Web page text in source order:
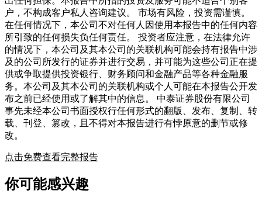
户，不构成客户私人咨询建议。 市场有风险，投资需谨慎。
在任何情况下，本公司不对任何人因使用本报告中的任何内容
所引致的任何损失负任何责任。 投资者应注意，在法律允许
的情况下，本公司及其本公司的关联机构可能会持有报告中涉
及的公司所发行的证券并进行交易，并可能为这些公司正在提
供或争取提供投资银行、财务顾问和金融产品等各种金融服
务。本公司及其本公司的关联机构或个人可能在本报告公开发
布之前已经使用或了解其中的信息。 中泰证券股份有限公司
事先未经本公司书面授权行任何形式的翻版、发布、复制、转
载、刊登、篡改，且不得对本报告进行有悖原意的删节或修
改。
点击免费查看完整报告
你可能感兴趣